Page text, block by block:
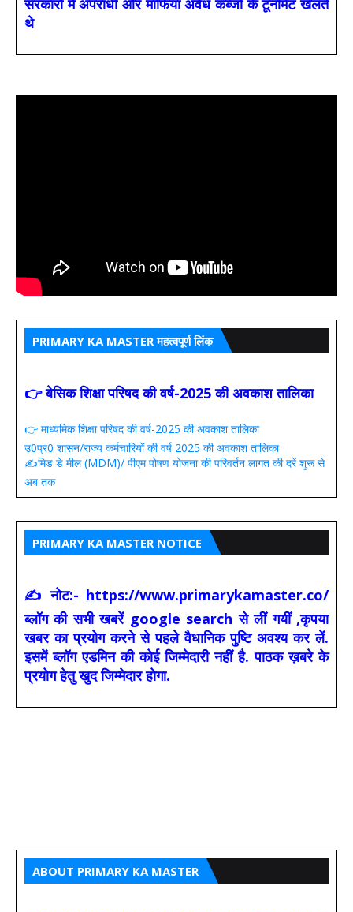
सरकारों में अपराधी और माफिया अवैध कब्जों के टूर्नामेंट खेलते
थे
PRIMARY KA MASTER महत्वपूर्ण लिंक
👉 बेसिक शिक्षा परिषद की वर्ष-2025 की अवकाश तालिका
👉 माध्यमिक शिक्षा परिषद की वर्ष-2025 की अवकाश तालिका
उ0प्र0 शासन/राज्य कर्मचारियों की वर्ष 2025 की अवकाश तालिका
✍️मिड डे मील (MDM)/ पीएम पोषण योजना की परिवर्तन लागत की दरें शुरू से
अब तक
PRIMARY KA MASTER NOTICE
✍ नोट:- https://www.primarykamaster.co/
ब्लॉग की सभी खबरें google search से लीं गयीं ,कृपया
खबर का प्रयोग करने से पहले वैधानिक पुष्टि अवश्य कर लें.
इसमें ब्लॉग एडमिन की कोई जिम्मेदारी नहीं है. पाठक ख़बरे के
प्रयोग हेतु खुद जिम्मेदार होगा.
ABOUT PRIMARY KA MASTER